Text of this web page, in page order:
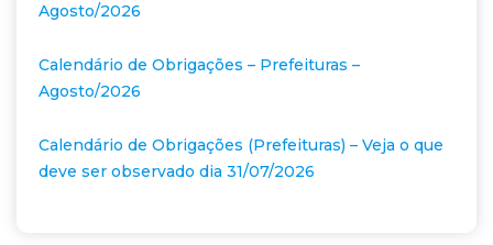
Agosto/2026
Calendário de Obrigações – Prefeituras –
Agosto/2026
Calendário de Obrigações (Prefeituras) – Veja o que
deve ser observado dia 31/07/2026